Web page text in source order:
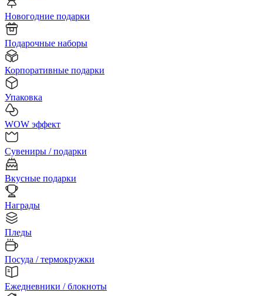
Новогодние подарки
Подарочные наборы
Корпоративные подарки
Упаковка
WOW эффект
Сувениры / подарки
Вкусные подарки
Награды
Пледы
Посуда / термокружки
Ежедневники / блокноты